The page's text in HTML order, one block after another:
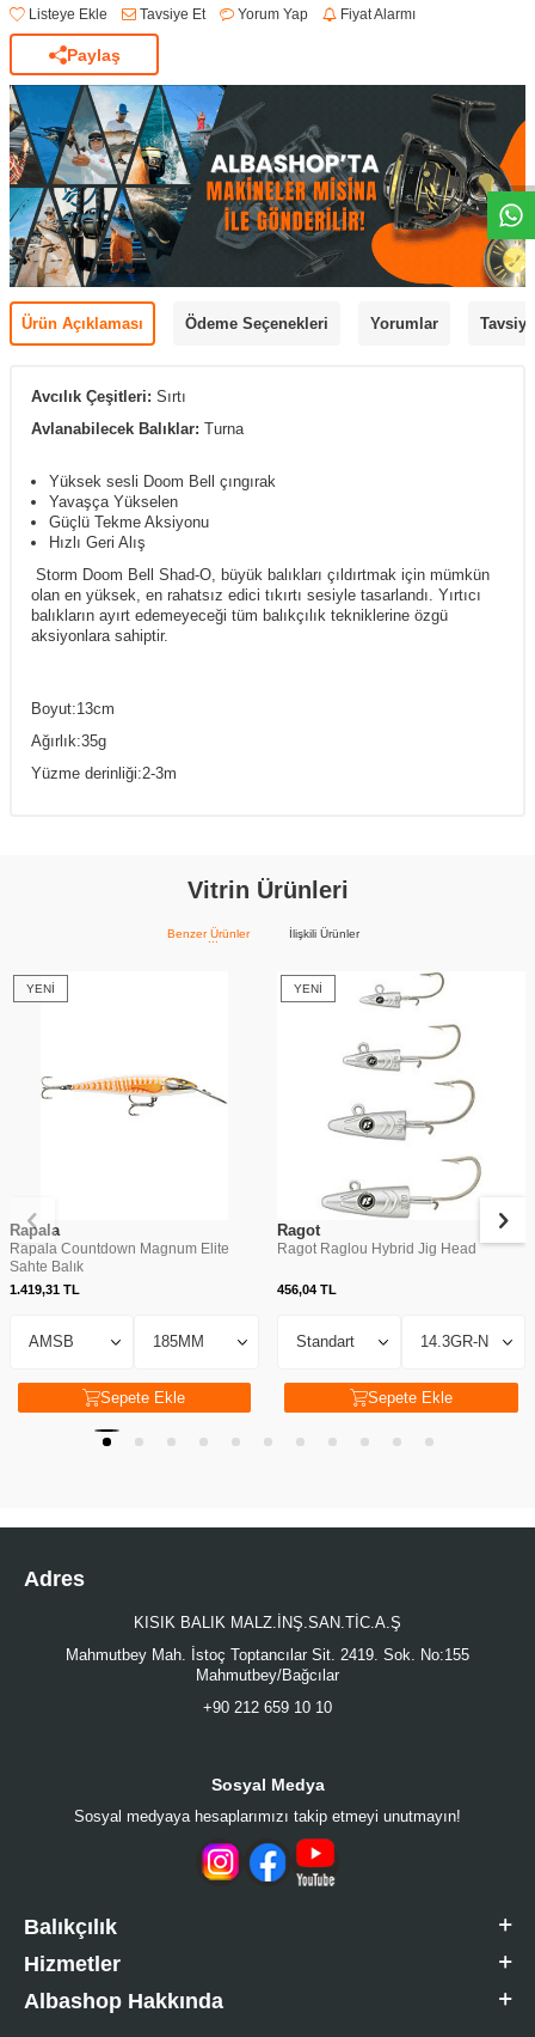
Listeye Ekle Tavsiye Et Yorum Yap Fiyat Alarmı
Paylaş
Ürün Açıklaması Ödeme Seçenekleri Yorumlar
Avcılık Çeşitleri: Sırtı
Avlanabilecek Balıklar: Turna
Yüksek sesli Doom Bell çıngırak
Yavaşça Yükselen
Güçlü Tekme Aksiyonu
Hızlı Geri Alış
Storm Doom Bell Shad-O, büyük balıkları çıldırtmak için mümkün
olan en yüksek, en rahatsız edici tıkırtı sesiyle tasarlandı. Yırtıcı
balıkların ayırt edemeyeceği tüm balıkçılık tekniklerine özgü
aksiyonlara sahiptir.
Boyut:13cm
Ağırlık:35g
Yüzme derinliği:2-3m
Vitrin Ürünleri
Benzer Ürünler İlişkili Ürünler
YENI
Rapala
Rapala Countdown Magnum Elite
Sahte Balık
1.419,31 TL
Sepete Ekle
YENI
Ragot
Ragot Raglou Hybrid Jig Head
456,04TL
Sepete Ekle
Adres
KISIK BALIK MALZ.İNŞ.SAN.TİC.A.Ş
Mahmutbey Mah. İstoç Toptancılar Sit. 2419. Sok. No:155
Mahmutbey/Bağcılar
+90 212 659 10 10
Sosyal Medya
Sosyal medyaya hesaplarımızı takip etmeyi unutmayın!
Balıkçılık
Hizmetler
Albashop Hakkında